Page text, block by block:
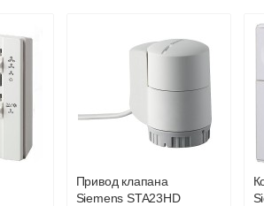
752
GRILL.SGWL-16-
40 681
Подробнее
с
ITT.080.200.1200 с
решеткой
GRILL.SGW-20-
32 501
Привод клапана
Siemens STA23HD